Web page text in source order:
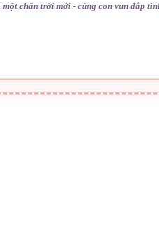
chân trời mới - cùng con vun đắp